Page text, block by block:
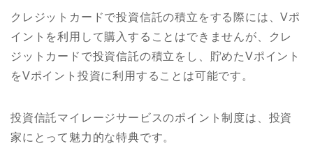
クレジットカードで投資信託の積立をする際には、Vポ
イントを利用して購入することはできませんが、クレ
ジットカードで投資信託の積立をし、貯めたVポイント
をVポイント投資に利用することは可能です。
投資信託マイレージサービスのポイント制度は、投資
家にとって魅力的な特典です。